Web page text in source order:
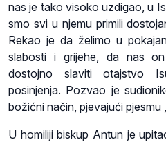
nas je tako visoko uzdigao, u
smo svi u njemu primili
Rekao je da želimo u
slabosti i grijehe, da nas
dostojno slaviti otajstvo
posinjenja. Pozvao je
božićni način, pjevajući pjesmu
U homiliji biskup Antun je